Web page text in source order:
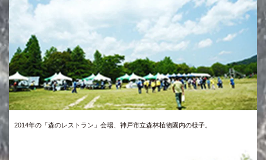
2014年の「森のレストラン」会場、神戸市立森林植物園内の様子。